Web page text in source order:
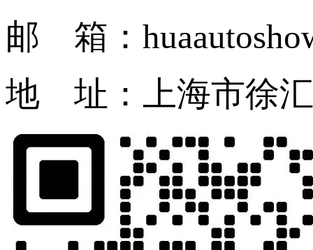
邮 箱：
地 址：上海市徐汇